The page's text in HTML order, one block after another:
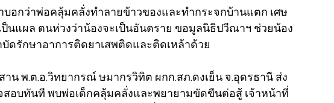
บอกว่าพ่อคลุ้มคลั่งทำลายข้าวของและทำกระจกบ้านแตก เศษ
นแผล ตนห่วงว่าน้องจะเป็นอันตราย ขอมูลนิธิปวีณาฯ ช่วยน้อง
ดรักษาอาการติดยาเสพติดและติดเหล้าด้วย
าน พ.ต.อ.วิทยากรณ์ ษมากรวิทิต ผกก.สภ.ดงเย็น จ.อุดรธานี ส่ง
สอบทันที พบพ่อเด็กคลุ้มคลั่งและพยายามขัดขืนต่อสู้ เจ้าหน้าที่